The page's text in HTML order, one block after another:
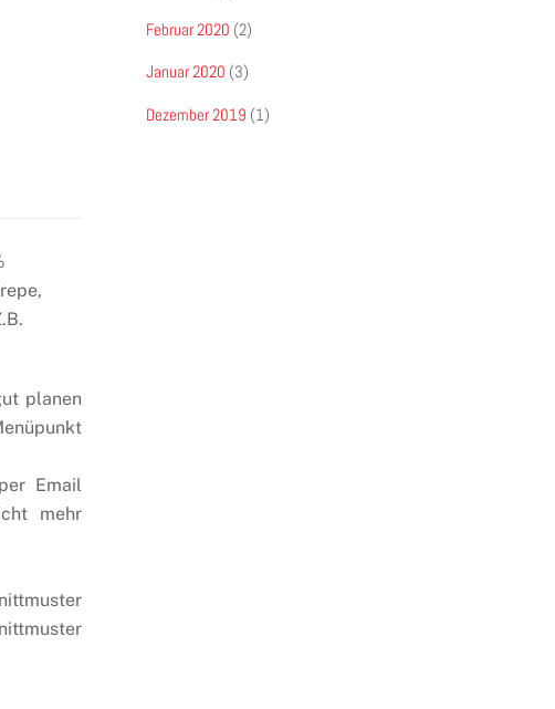
planen
Email
mehr
Februar 2020 (2)
Januar 2020 (3)
Dezember 2019 (1)